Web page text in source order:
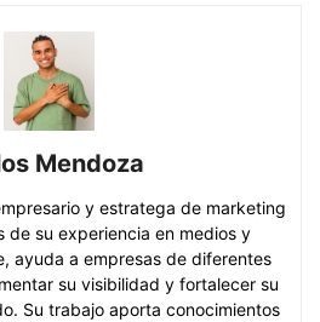
Mendoza
y estratega de marketing
de su experiencia en medios y
ayuda a empresas de diferentes
su visibilidad y fortalecer su
Su trabajo aporta conocimientos